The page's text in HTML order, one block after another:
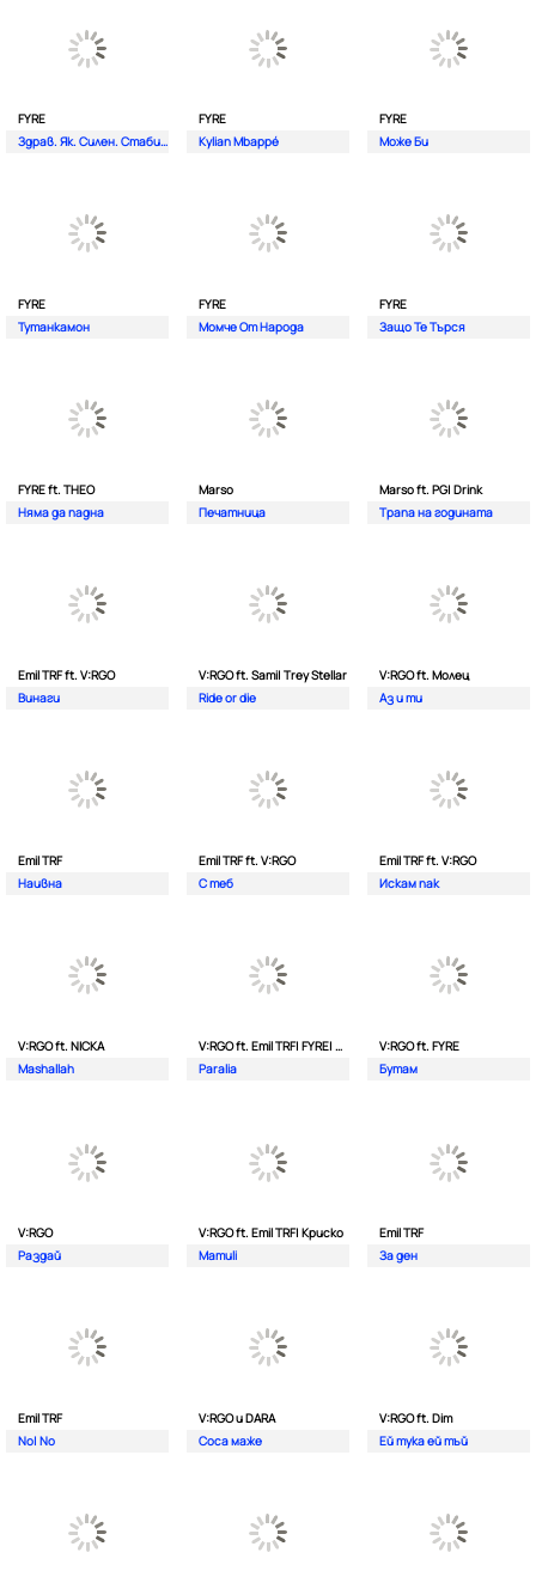
FYRE
Здрав. Як. Силен. Стабилен.
FYRE
Kylian Mbappé
FYRE
Може Би
FYRE
Тутанкамон
FYRE
Момче От Народа
FYRE
Защо Те Търся
FYRE ft. THEO
Няма да падна
Marso
Печатница
Marso ft. PG| Drink
Трапа на годината
Emil TRF ft. V:RGO
Винаги
V:RGO ft. Sami| Trey Stellar
Ride or die
V:RGO ft. Молец
Аз и ти
Emil TRF
Наивна
Emil TRF ft. V:RGO
С теб
Emil TRF ft. V:RGO
Искам пак
V:RGO ft. NICKA
Mashallah
V:RGO ft. Emil TRF| FYRE| 2Bona
Paralia
V:RGO ft. FYRE
Бутам
V:RGO
Раздай
V:RGO ft. Emil TRF| Криско
Mamuli
Emil TRF
За ден
Emil TRF
No| No
V:RGO и DARA
Соса маже
V:RGO ft. Dim
Ей тука ей тъй